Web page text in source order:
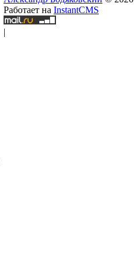
Работает на InstantCMS
|